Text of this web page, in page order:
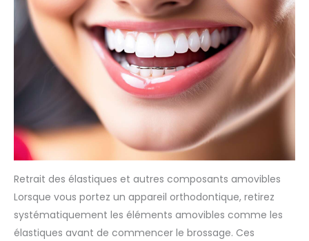
Retrait des élastiques et autres composants amovibles
Lorsque vous portez un appareil orthodontique, retirez
systématiquement les éléments amovibles comme les
élastiques avant de commencer le brossage. Ces